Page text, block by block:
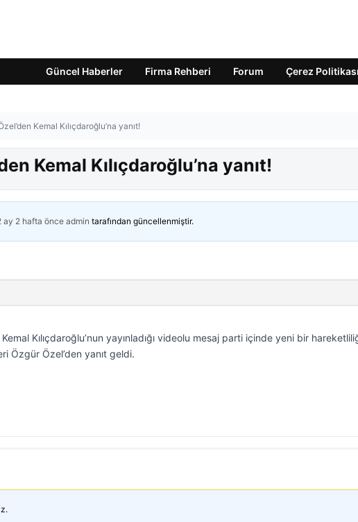
Güncel Haberler Firma Rehberi Forum Çerez Politikası
Kemal Kılıçdaroğlu’na yanıt!
Kemal Kılıçdaroğlu’na yanıt!
ay 2 hafta önce admin tarafından güncellenmiştir.
Kılıçdaroğlu’nun yayınladığı videolu mesaj parti içinde yeni bir
Özgür Özel’den yanıt geldi.